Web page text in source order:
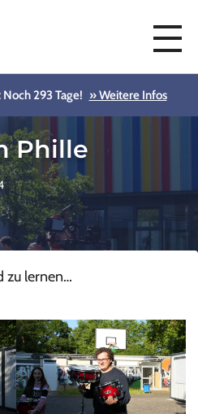
293 Tage! » Weitere Infos
Phille
zu lernen…